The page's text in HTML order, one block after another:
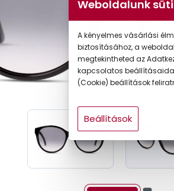
Weboldalunk
A kényelmes vásárlási
biztosításához, a
megtekintheted az
kapcsolatos
(Cookie) beállítások
Beállítások